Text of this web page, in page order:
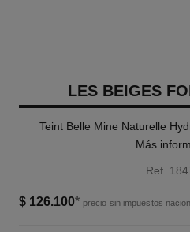
LES BEIGES
Teint Belle Mine Naturelle
Más
Ref.
$ 126.100* precio sin impuestos